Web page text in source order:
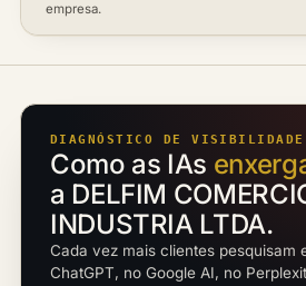
empresa.
DIAGNÓSTICO DE
Como as IAs
a DELFIM
INDUSTRIA LTDA.
Cada vez mais clientes pesquisam
ChatGPT, no Google AI, no